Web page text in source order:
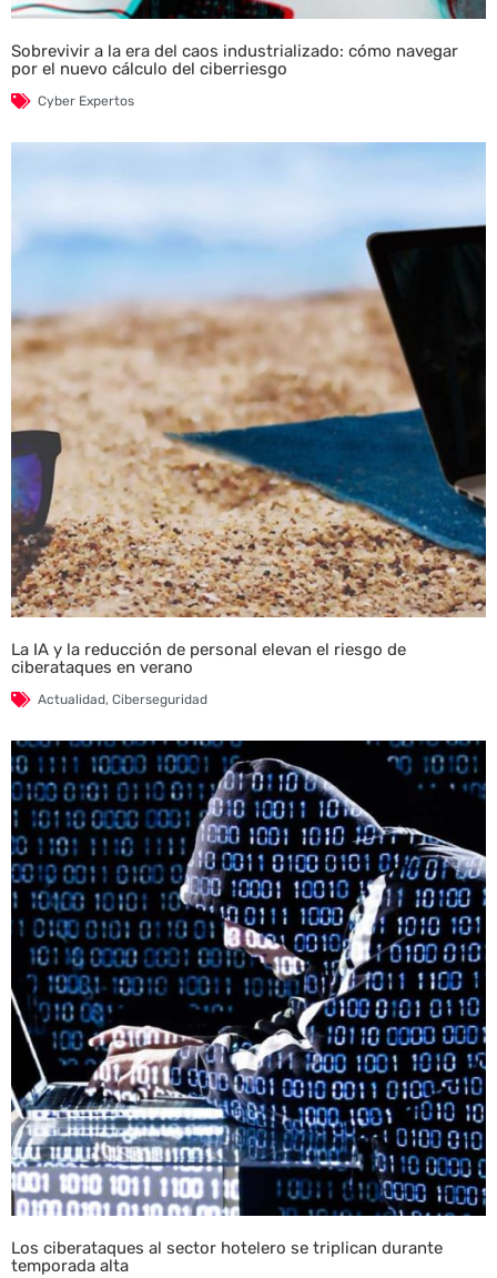
Sobrevivir a la era del caos industrializado: cómo navegar
por el nuevo cálculo del ciberriesgo
Cyber Expertos
La IA y la reducción de personal elevan el riesgo de
ciberataques en verano
Actualidad, Ciberseguridad
Los ciberataques al sector hotelero se triplican durante
temporada alta